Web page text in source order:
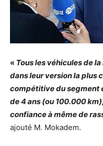
« Tous les véhicules de
dans leur version la plus
compétitive du segment
de 4 ans (ou 100.000
confiance à même de
ajouté M. Mokadem.